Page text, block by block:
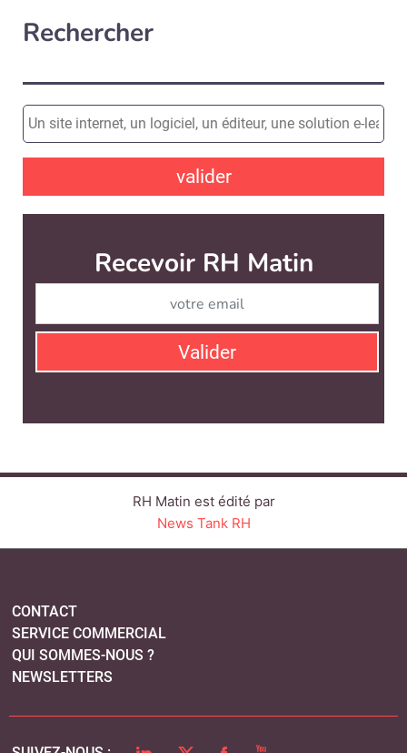
Rechercher
valider
Recevoir RH Matin
Valider
RH Matin est édité par
News Tank RH
CONTACT
SERVICE COMMERCIAL
QUI SOMMES-NOUS ?
NEWSLETTERS